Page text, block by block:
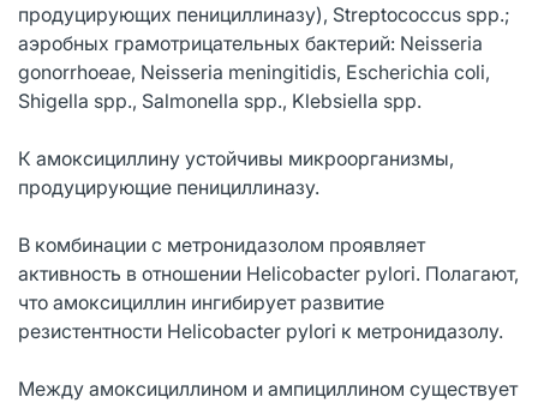
продуцирующих пенициллиназу), Streptococcus spp.;
аэробных грамотрицательных бактерий: Neisseria
gonorrhoeae, Neisseria meningitidis, Escherichia coli,
Shigella spp., Salmonella spp., Klebsiella spp.
К амоксициллину устойчивы микроорганизмы,
продуцирующие пенициллиназу.
В комбинации с метронидазолом проявляет
активность в отношении Helicobacter pylori. Полагают,
что амоксициллин ингибирует развитие
резистентности Helicobacter pylori к метронидазолу.
Между амоксициллином и ампициллином существует